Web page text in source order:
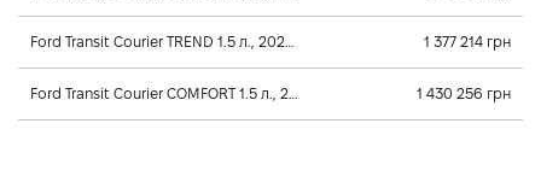
Ford Transit Courier TREND 1.5 л., 2026, Механика 1 377 214 грн
Ford Transit Courier COMFORT 1.5 л., 2026, Механика 1 430 256 грн